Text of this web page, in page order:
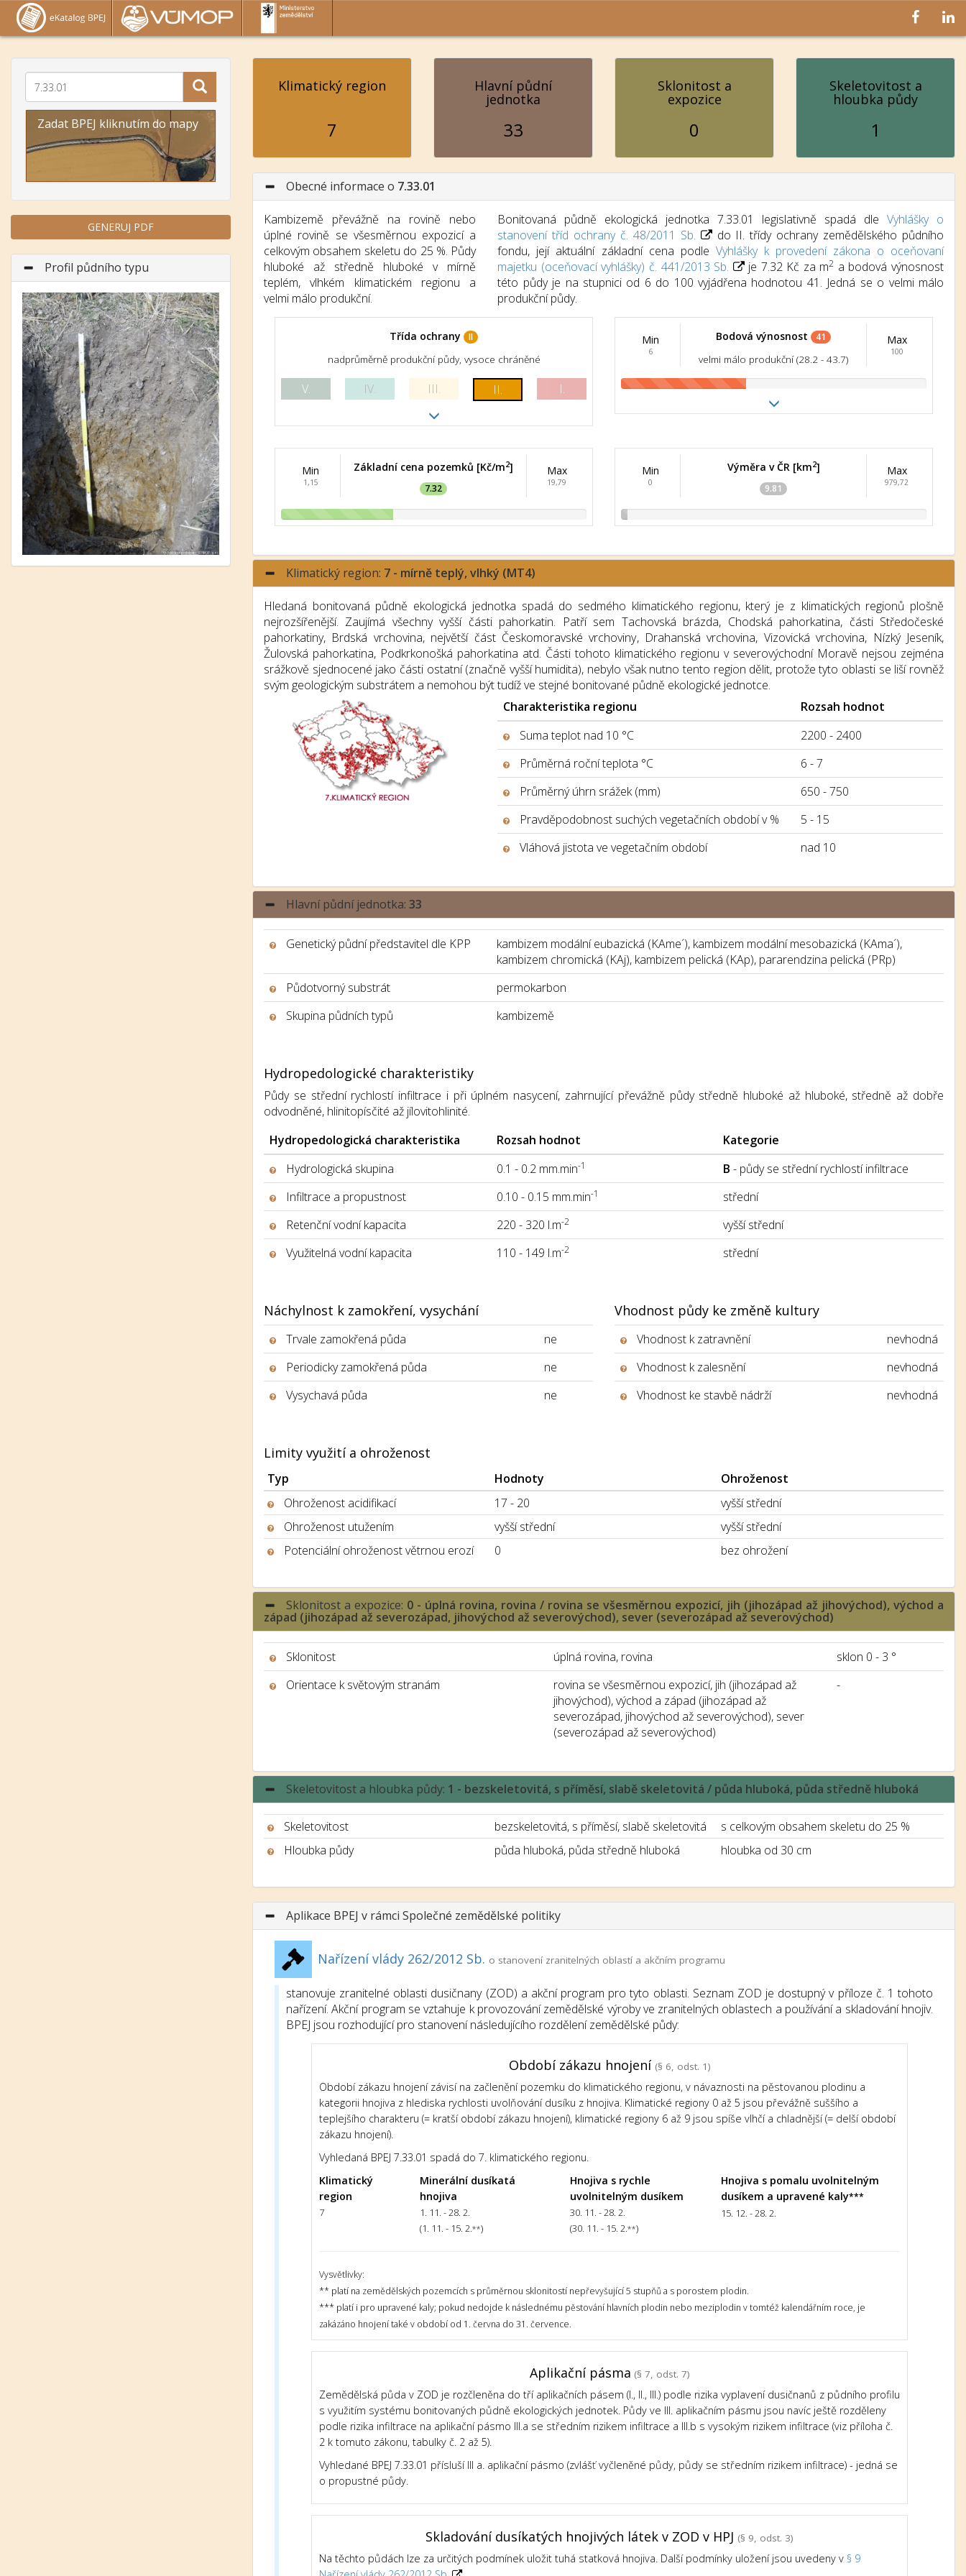
Zadat BPEJ kliknutím do mapy
GENERUJ PDF
Profil půdního typu
Klimatický region
7
Hlavní půdní
jednotka
33
Sklonitost a
expozice
0
Skeletovitost a
hloubka půdy
1
Obecné informace o 7.33.01
Kambizemě převážně na rovině nebo
úplné rovině se všesměrnou expozicí a
celkovým obsahem skeletu do 25 %. Půdy
hluboké až středně hluboké v mírně
teplém, vlhkém klimatickém regionu a
velmi málo produkční.
Bonitovaná půdně ekologická jednotka 7.33.01 legislativně spadá dleVyhlášky o
stanovení tříd ochrany č. 48/2011 Sb.
do II. třídy ochrany zemědělského půdního
fondu, její aktuální základní cena podle Vyhlášky k provedení zákona o oceňovaní
majetku (oceňovací vyhlášky) č. 441/2013 Sb.
je 7.32 Kč za m2 a bodová výnosnost
této půdy je na stupnici od 6 do 100 vyjádřena hodnotou 41. Jedná se o velmi málo
produkční půdy.
Třída ochrany II
nadprůměrně produkční půdy, vysoce chráněné
V. IV. III. II. I.
Min
6
Bodová výnosnost 41
velmi málo produkční (28.2 - 43.7)
Max
100
Min
1,15
Základní cena pozemků [Kč/m2]
7.32
Max
19,79
Min
0
Výměra v ČR [km2]
9.81
Max
979,72
Klimatický region: 7 - mírně teplý, vlhký (MT4)
Hledaná bonitovaná půdně ekologická jednotka spadá do sedmého klimatického regionu, který je z klimatických regionů plošně
nejrozšířenější. Zaujímá všechny vyšší části pahorkatin. Patří sem Tachovská brázda, Chodská pahorkatina, části Středočeské
pahorkatiny, Brdská vrchovina, největší část Českomoravské vrchoviny, Drahanská vrchovina, Vizovická vrchovina, Nízký Jeseník,
Žulovská pahorkatina, Podkrkonošká pahorkatina atd. Části tohoto klimatického regionu v severovýchodní Moravě nejsou zejména
srážkově sjednocené jako části ostatní (značně vyšší humidita), nebylo však nutno tento region dělit, protože tyto oblasti se liší rovněž
svým geologickým substrátem a nemohou být tudíž ve stejné bonitované půdně ekologické jednotce.
Charakteristika regionu
Rozsah hodnot
Suma teplot nad 10 °C
2200 - 2400
Průměrná roční teplota °C
6 - 7
Průměrný úhrn srážek (mm)
650 - 750
Pravděpodobnost suchých vegetačních období v %
5 - 15
Vláhová jistota ve vegetačním období
nad 10
Hlavní půdní jednotka: 33
Genetický půdní představitel dle KPP
kambizem modální eubazická (KAme´), kambizem modální mesobazická (KAma´),
kambizem chromická (KAj), kambizem pelická (KAp), pararendzina pelická (PRp)
Půdotvorný substrát
permokarbon
Skupina půdních typů
kambizemě
Hydropedologické charakteristiky
Půdy se střední rychlostí infiltrace i při úplném nasycení, zahrnující převážně půdy středně hluboké až hluboké, středně až dobře
odvodněné, hlinitopísčité až jílovitohlinité.
Hydropedologická charakteristika
Rozsah hodnot
Kategorie
Hydrologická skupina
0.1 - 0.2 mm.min-1 B - půdy se střední rychlostí infiltrace
Infiltrace a propustnost
0.10 - 0.15 mm.min-1
střední
Retenční vodní kapacita
220 - 320 l.m-2
vyšší střední
Využitelná vodní kapacita
110 - 149 l.m-2 střední
Náchylnost k zamokření, vysychání
Trvale zamokřená půda
ne
Periodicky zamokřená půda
ne
Vysychavá půda
ne
Vhodnost půdy ke změně kultury
Vhodnost k zatravnění
nevhodná
Vhodnost k zalesnění
nevhodná
Vhodnost ke stavbě nádrží
nevhodná
Limity využití a ohroženost
Typ Hodnoty
Ohroženost
Ohroženost acidifikací
17 - 20
vyšší střední
Ohroženost utužením
vyšší střední
vyšší střední
Potenciální ohroženost větrnou erozí
0 bez ohrožení
Sklonitost a expozice: 0 - úplná rovina, rovina / rovina se všesměrnou expozicí, jih (jihozápad až jihovýchod), východ a
západ (jihozápad až severozápad, jihovýchod až severovýchod), sever (severozápad až severovýchod)
Sklonitost úplná rovina, rovina
sklon 0 - 3 °
Orientace k světovým stranám
rovina se všesměrnou expozicí, jih (jihozápad až
jihovýchod), východ a západ (jihozápad až
severozápad, jihovýchod až severovýchod), sever
(severozápad až severovýchod)
-
Skeletovitost a hloubka půdy: 1 - bezskeletovitá, s příměsí, slabě skeletovitá / půda hluboká, půda středně hluboká
Skeletovitost bezskeletovitá, s příměsí, slabě skeletovitá
s celkovým obsahem skeletu do 25 %
Hloubka půdy
půda hluboká, půda středně hluboká hloubka od 30 cm
Aplikace BPEJ v rámci Společné zemědělské politiky
Nařízení vlády 262/2012 Sb. o stanovení zranitelných oblastí a akčním programu
stanovuje zranitelné oblasti dusičnany (ZOD) a akční program pro tyto oblasti. Seznam ZOD je dostupný v příloze č. 1 tohoto
nařízení. Akční program se vztahuje k provozování zemědělské výroby ve zranitelných oblastech a používání a skladování hnojiv.
BPEJ jsou rozhodující pro stanovení následujícího rozdělení zemědělské půdy:
Období zákazu hnojení (§ 6, odst. 1)
Období zákazu hnojení závisí na začlenění pozemku do klimatického regionu, v návaznosti na pěstovanou plodinu a
kategorii hnojiva z hlediska rychlosti uvolňování dusíku z hnojiva. Klimatické regiony 0 až 5 jsou převážně suššího a
teplejšího charakteru (= kratší období zákazu hnojení), klimatické regiony 6 až 9 jsou spíše vlhčí a chladnější (= delší období
zákazu hnojení).
Vyhledaná BPEJ 7.33.01 spadá do 7. klimatického regionu.
Klimatický
region
7
Minerální dusíkatá
hnojiva
1. 11. - 28. 2.
(1. 11. - 15. 2.**)
Hnojiva s rychle
uvolnitelným dusíkem
30. 11. - 28. 2.
(30. 11. - 15. 2.**)
Hnojiva s pomalu uvolnitelným
dusíkem a upravené kaly***
15. 12. - 28. 2.
Vysvětlivky:
** platí na zemědělských pozemcích s průměrnou sklonitostí nepřevyšující 5 stupňů a s porostem plodin.
*** platí i pro upravené kaly; pokud nedojde k následnému pěstování hlavních plodin nebo meziplodin v tomtéž kalendářním roce, je
zakázáno hnojení také v období od 1. června do 31. července.
Aplikační pásma (§ 7, odst. 7)
Zemědělská půda v ZOD je rozčleněna do tří aplikačních pásem (I., II., III.) podle rizika vyplavení dusičnanů z půdního profilu
s využitím systému bonitovaných půdně ekologických jednotek. Půdy ve III. aplikačním pásmu jsou navíc ještě rozděleny
podle rizika infiltrace na aplikační pásmo III.a se středním rizikem infiltrace a III.b s vysokým rizikem infiltrace (viz příloha č.
2 k tomuto zákonu, tabulky č. 2 až 5).
Vyhledané BPEJ 7.33.01 přísluší III a. aplikační pásmo (zvlášť vyčleněné půdy, půdy se středním rizikem infiltrace) - jedná se
o propustné půdy.
Skladování dusíkatých hnojivých látek v ZOD v HPJ (§ 9, odst. 3)
Na těchto půdách lze za určitých podmínek uložit tuhá statková hnojiva. Další podmínky uložení jsou uvedeny v § 9